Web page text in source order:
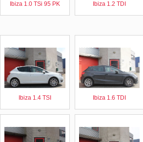
Ibiza 1.0 TSi 95 PK Ibiza 1.2 TDI
Ibiza 1.4 TSI Ibiza 1.6 TDI